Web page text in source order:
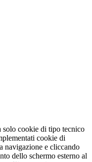
solo cookie di tipo tecnico
cookie di
navigazione e cliccando
dello schermo esterno al